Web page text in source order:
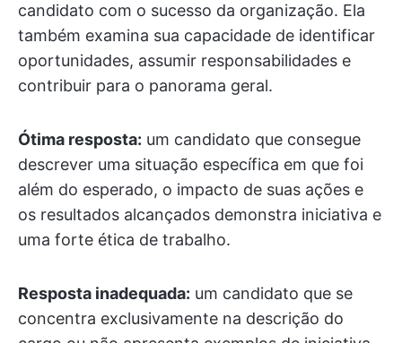
candidato com o sucesso da organização. Ela
também examina sua capacidade de identificar
oportunidades, assumir responsabilidades e
contribuir para o panorama geral.
Ótima resposta: um candidato que consegue
descrever uma situação específica em que foi
além do esperado, o impacto de suas ações e
os resultados alcançados demonstra iniciativa e
uma forte ética de trabalho.
Resposta inadequada: um candidato que se
concentra exclusivamente na descrição do